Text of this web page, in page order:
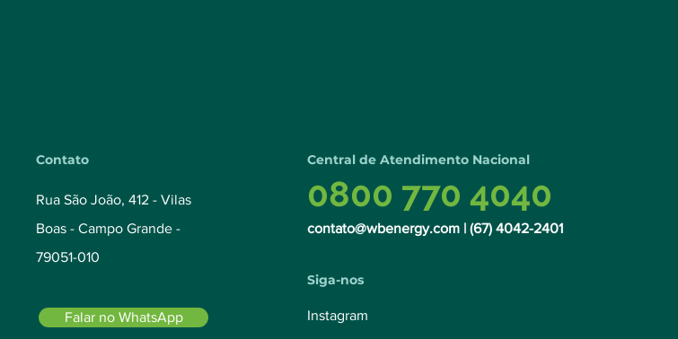
Contato
Rua São João, 412 - Vilas
Boas - Campo Grande -
79051-010
Falar no WhatsApp
Central de Atendimento Nacional
0800 770 4040
contato@wbenergy.com | (67)4042-2401
Siga-nos
Instagram